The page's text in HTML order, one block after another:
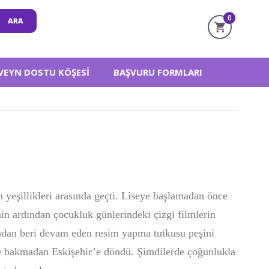
0
DOSTU KÖŞESI BAŞVURU FORMLARI
yeşillikleri arasında geçti. Liseye başlamadan önce
ardından çocukluk günlerindeki çizgi filmlerin
beri devam eden resim yapma tutkusu peşini
bakmadan Eskişehir’e döndü. Şimdilerde çoğunlukla